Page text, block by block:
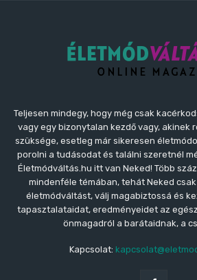
Teljesen mindegy, hogy még csak
vagy egy bizonytalan kezdő vagy, akinek
szüksége, esetleg már sikeresen
porolni a tudásodat és találni szeretnél
Életmódváltás.hu itt van Neked! Több
mindenféle témában, tehát Neked
életmódváltást, válj magabiztossá és
tapasztalataidat, eredményeidet az
önmagadról a barátaidnak, a
Kapcsolat: